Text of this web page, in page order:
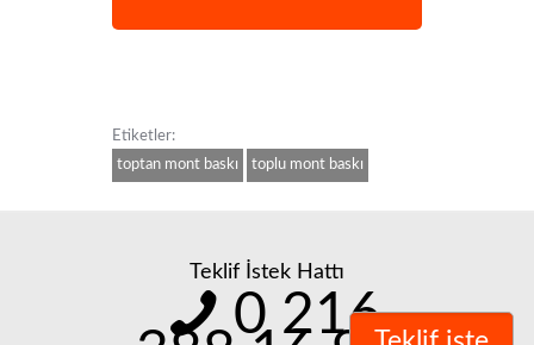
Etiketler:
toptan mont baskı
toplu mont baskı
Teklif İstek Hattı
0 216